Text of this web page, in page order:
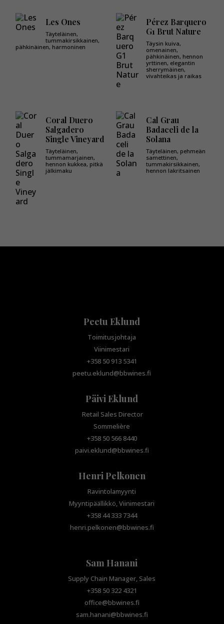
Les Ones
Täyteläinen,
tummakirsikkainen,
pähkinäinen, harmoninen
Pérez Barquero
G1 Brut Nature
Täysin kuiva,
omenainen,
pähkinäinen, hennon
yrttinen, elegantin
sherrymäinen,
vivahteikas ja raikas
Coral Duero
Salgadero
Single Vineyard
Täyteläinen,
tummamarjainen,
hennon kukkea, pitkä
jälkimaku
Cal Grau
Badaceli de la
Solana
Täyteläinen, pehmeän
samettinen,
tummakirsikkainen,
hennon lakritsainen
Peetu Eklund
Toimitusjohtaja
Viinimestari
+358 50 913 5341
peetu.eklund@bbwines.fi
Päivi Eklund
Retail Sales Director
Sommelière
+358 50 566 8440
paivi.eklund@bbwines.fi
Henri Pelkonen
Ravintolamyynti
Myyntipäällikkö, Viinimestari
+358 44 333 7344
henri.pelkonen@bbwines.fi
Sam Hanani
Supply Chain Manager, Sales
+358 50 322 4321
office@bbwines.fi
sam.hanani@bbwines.fi